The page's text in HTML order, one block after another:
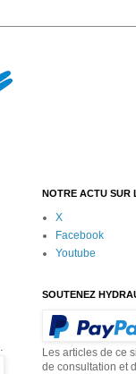
NOTRE ACTU SUR
X
Facebook
Youtube
SOUTENEZ
Les articles de ce
de consultation et